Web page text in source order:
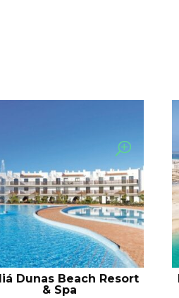
Dunas Beach Resort
& Spa